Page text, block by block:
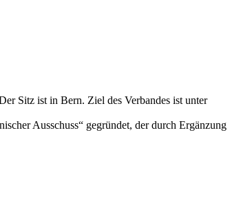
Sitz ist in Bern. Ziel des Verbandes ist unter
Ausschuss“ gegründet, der durch Ergänzung